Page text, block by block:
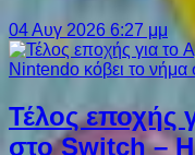
04 Αυγ 2026 6:27 μμ
Τέλος εποχής
στο Switch –